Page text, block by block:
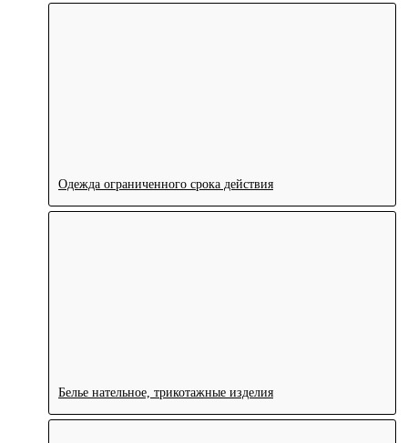
Одежда ограниченного срока действия
Белье нательное, трикотажные изделия